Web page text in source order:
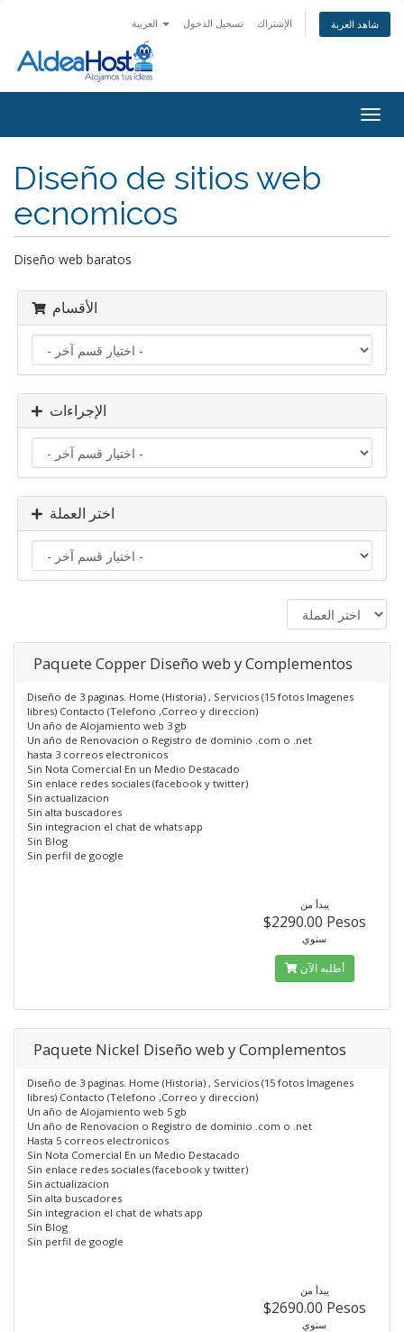
تسجيل الدخول الإشتراك شاهد العربة
Diseño de sitios web
ecnomicos
Diseño web baratos
الأقسام
الإجراءات
اختر العملة
Paquete Copper Diseño web y Complementos
Diseño de 3 paginas. Home (Historia) , Servicios (15 fotos Imagenes
libres) Contacto (Telefono ,Correo y direccion)
Un año de Alojamiento web 3 gb
Un año de Renovacion o Registro de dominio .com o .net
hasta 3 correos electronicos
Sin Nota Comercial En un Medio Destacado
Sin enlace redes sociales (facebook y twitter)
Sin actualizacion
Sin alta buscadores
Sin integracion el chat de whats app
Sin Blog
Sin perfil de google
يبدأ من
$2290.00 Pesos
سنوي
أطلبه الآن
Paquete Nickel Diseño web y Complementos
Diseño de 3 paginas. Home (Historia) , Servicios (15 fotos Imagenes
libres) Contacto (Telefono ,Correo y direccion)
Un año de Alojamiento web 5 gb
Un año de Renovacion o Registro de dominio .com o .net
Hasta 5 correos electronicos
Sin Nota Comercial En un Medio Destacado
Sin enlace redes sociales (facebook y twitter)
Sin actualizacion
Sin alta buscadores
Sin integracion el chat de whats app
Sin Blog
Sin perfil de google
يبدأ من
$2690.00 Pesos
سنوي